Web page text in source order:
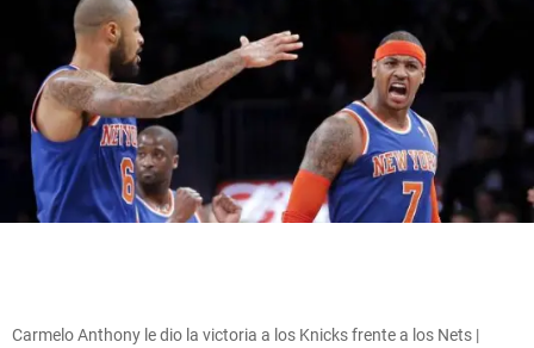
Carmelo Anthony le dio la victoria a los Knicks frente a los Nets |